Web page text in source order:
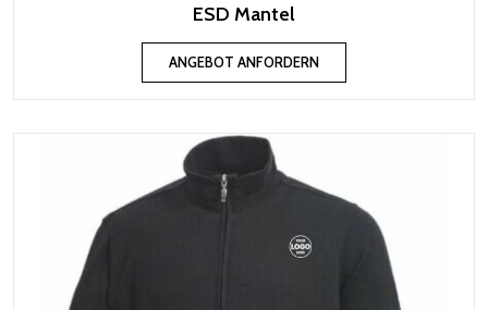
ESD Mantel
ANGEBOT ANFORDERN